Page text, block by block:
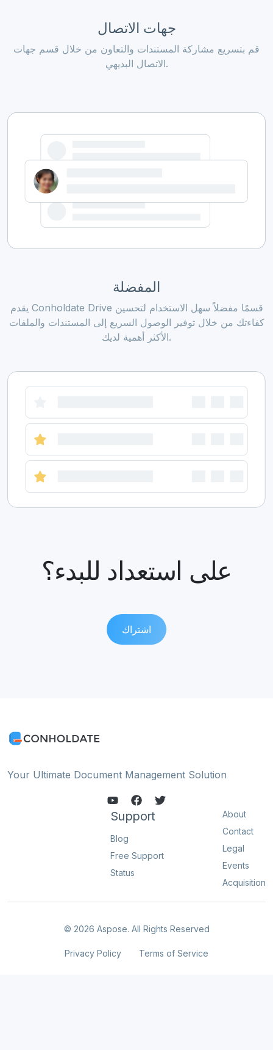
جهات الاتصال
قم بتسريع مشاركة المستندات والتعاون من خلال قسم جهات
الاتصال البديهي.
المفضلة
يقدم Conholdate Drive قسمًا مفضلاً سهل الاستخدام لتحسين
كفاءتك من خلال توفير الوصول السريع إلى المستندات والملفات
الأكثر أهمية لديك.
على استعداد للبدء؟
اشتراك
Your Ultimate Document Management Solution
Support
Blog
Free Support
Status
About
Contact
Legal
Events
Acquisition
© 2026 Aspose. All Rights Reserved
Privacy Policy Terms of Service